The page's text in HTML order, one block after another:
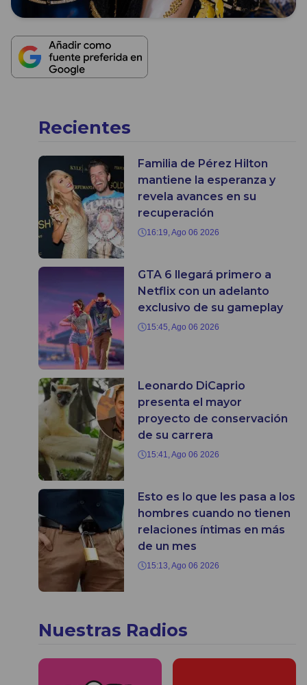
Recientes
Familia de Pérez Hilton
mantiene la esperanza y
revela avances en su
recuperación
16:19, Ago 06 2026
GTA 6 llegará primero a
Netflix con un adelanto
exclusivo de su gameplay
15:45, Ago 06 2026
Leonardo DiCaprio
presenta el mayor
proyecto de conservación
de su carrera
15:41, Ago 06 2026
Esto es lo que les pasa a los
hombres cuando no tienen
relaciones íntimas en más
de un mes
15:13, Ago 06 2026
Nuestras Radios